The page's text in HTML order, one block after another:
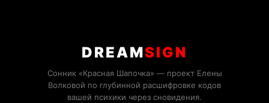
DREAMSIGN
Сонник «Красная Шапочка» — проект Елены
Волковой по глубинной расшифровке кодов
вашей психики через сновидения.